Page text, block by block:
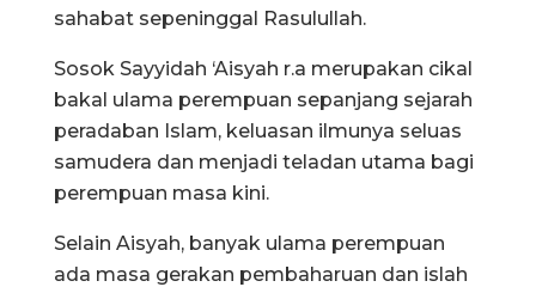
sahabat sepeninggal Rasulullah.
Sosok Sayyidah ‘Aisyah r.a merupakan cikal
bakal ulama perempuan sepanjang sejarah
peradaban Islam, keluasan ilmunya seluas
samudera dan menjadi teladan utama bagi
perempuan masa kini.
Selain Aisyah, banyak ulama perempuan
ada masa gerakan pembaharuan dan islah